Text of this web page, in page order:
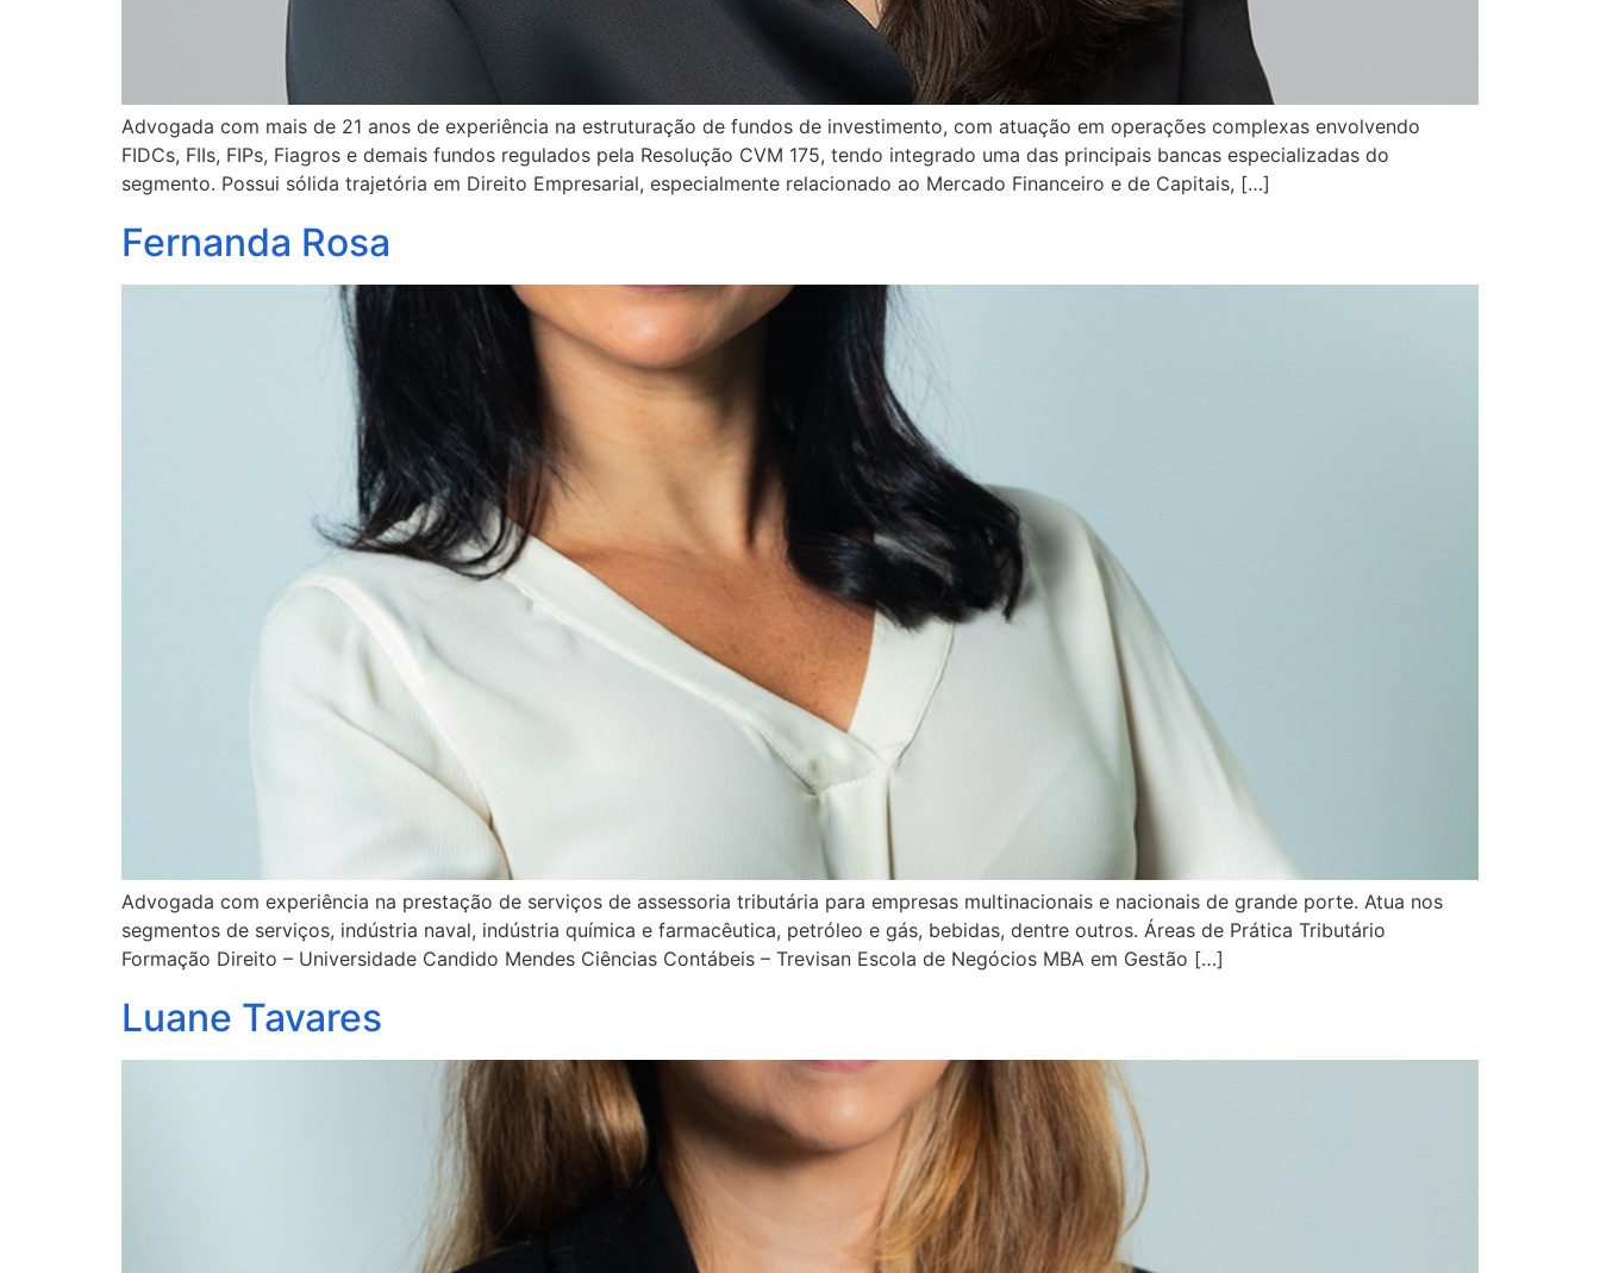
Advogada com mais de 21 anos de experiência na estruturação de fundos de investimento, com atuação em operações complexas envolvendo
FIDCs, FIIs, FIPs, Fiagros e demais fundos regulados pela Resolução CVM 175, tendo integrado uma das principais bancas especializadas do
segmento. Possui sólida trajetória em Direito Empresarial, especialmente relacionado ao Mercado Financeiro e de Capitais, […]
Fernanda Rosa
Advogada com experiência na prestação de serviços de assessoria tributária para empresas multinacionais e nacionais de grande porte. Atua nos
segmentos de serviços, indústria naval, indústria química e farmacêutica, petróleo e gás, bebidas, dentre outros. Áreas de Prática Tributário
Formação Direito – Universidade Candido Mendes Ciências Contábeis – Trevisan Escola de Negócios MBA em Gestão […]
Luane Tavares